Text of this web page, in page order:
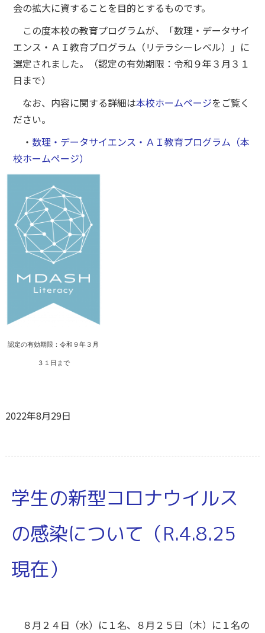
会の拡大に資することを目的とするものです。
この度本校の教育プログラムが、「数理・データサイ
エンス・ＡＩ教育プログラム（リテラシーレベル）」に
選定されました。（認定の有効期限：令和９年３月３１
日まで）
なお、内容に関する詳細は本校ホームページをご覧く
ださい。
・ 数理・データサイエンス・ＡＩ教育プログラム（本
校ホームページ）
認定の有効期限：令和９年３月
３１日まで
2022年8月29日
学生の新型コロナウイルス
の感染について（R.4.8.25
現在）
８月２４日（水）に１名、８月２５日（木）に１名の